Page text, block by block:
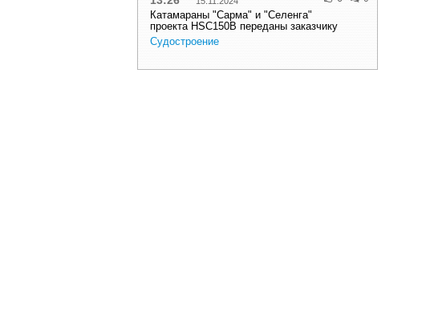
Катамараны "Сарма" и "Селенга"
проекта HSC150B переданы заказчику
Судостроение